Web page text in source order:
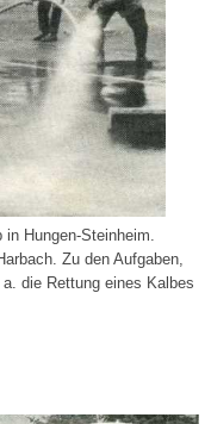
in Hungen-Steinheim.
Zu den Aufgaben,
die Rettung eines Kalbes